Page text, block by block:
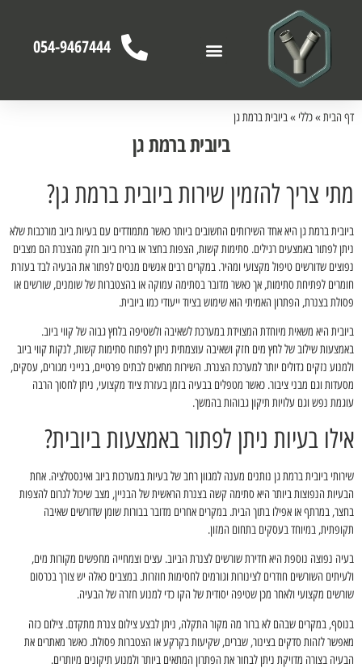
054-9467444
דף הבית»כללי »ביובית ברמת גן
ביובית ברמת גן
מתי צריך להזמין שירות ביובית ברמת גן?
ביובית ברמת גן היא אחד השירותים החשובים ביותר כאשר מתמודדים עם בעיות ביוב מורכבות שלא
ניתן לפתור באמצעים רגילים. סתימות קשות, הצפות בחצר או בריח ביוב חזק מהצנרת הם מצבים
נפוצים שדורשים טיפול מקצועי ומהיר. במקרים רבים אנשים מנסים לפתור את הבעיה לבד בעזרת
חומרים לפתיחת סתימות, אך כאשר מדובר בסתימה עמוקה או בהצטברות של שומנים, שורשים או
פסולת בצנרת, הפתרון האמיתי הוא שימוש בציוד ייעודי כמו ביובית.
ביובית היא משאית מיוחדת המצוידת במערכת לשאיבה ולשטיפה בלחץ גבוה של קווי ביוב.
באמצעות שילוב של לחץ מים חזק ושאיבה עוצמתית ניתן לפתוח סתימות קשות, לנקות קווי ביוב
ולמנוע נזקים גדולים יותר למערכת הצנרת. השירות מתאים לבתים פרטיים, בנייני מגורים, עסקים,
מסעדות וגם מבני ציבור. כאשר מטפלים בבעיה בזמן בעזרת ציוד מקצועי, ניתן לחסוך הרבה
עוגמת נפש וגם עלויות תיקון גבוהות בהמשך.
אילו בעיות ניתן לפתור באמצעות ביובית?
שירותי ביובית ברמת גן נותנים מענה למגוון רחב של בעיות במערכות ביוב ואינסטלציה. אחת
הבעיות הנפוצות ביותר היא סתימה קשה בצנרת הראשית של הבניין, מצב שיכול לגרום להצפות
בחצר, במרתף או אפילו בתוך הבית. במקרים אחרים מדובר בבורות שומן שדורשים שאיבה
תקופתית, במיוחד בעסקים בתחום המזון.
בעיה נפוצה נוספת היא חדירת שורשים לצנרת הביוב. עצים וצמחייה מחפשים מקורות מים,
ולעיתים השורשים חודרים לצינורות וגורמים לחסימות חוזרות. במצבים כאלה יש צורך בכרסום
שורשים מקצועי ולאחר מכן שטיפה יסודית של הקו כדי למנוע חזרה של הבעיה.
בנוסף, במקרים שבהם לא ברור מה מקור התקלה, ניתן לבצע צילום צנרת מתקדם. צילום כזה
מאפשר לזהות סדקים בצינור, שברים, שקיעות בקרקע או הצטברות פסולת. כאשר מאתרים את
הבעיה בצורה מדויקת ניתן לבחור את הפתרון המתאים ביותר ולמנוע תיקונים מיותרים.